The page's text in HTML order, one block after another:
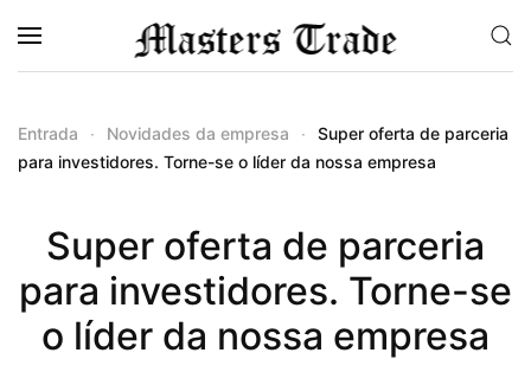
Saltar para o conteúdo principal
Entrada Novidades da empresa
Super oferta de parceria
para investidores. Torne-se o líder da nossa empresa
Super oferta de parceria
para investidores. Torne-se
o líder da nossa empresa